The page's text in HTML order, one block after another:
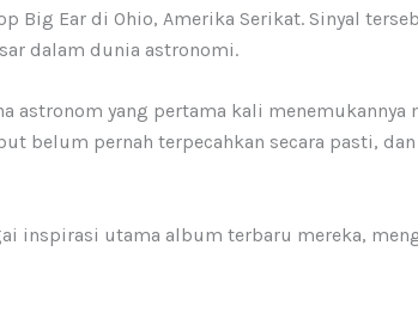
Ear di Ohio, Amerika Serikat. Sinyal
dalam dunia astronomi.
astronom yang pertama kali
belum pernah terpecahkan secara pasti,
inspirasi utama album terbaru mereka,